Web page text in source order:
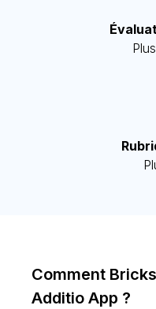
Comment
Additio App ?